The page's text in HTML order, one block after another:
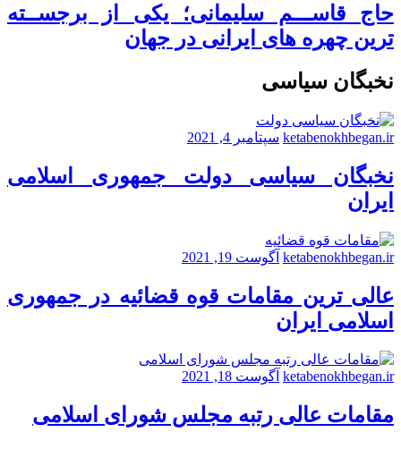
حاج قاســـم سلیمانی؛ یکی از برجســته
ترین چهره های ایرانی در جهان
نخبگان سیاسی
ketabenokhbegan.ir سپتامبر 4, 2021
نخبگان سیاسی دولت جمهوری اسلامی
ایران
ketabenokhbegan.ir آگوست 19, 2021
عالی ترین مقامات قوه قضائیه در جمهوری
اسلامی ایران
ketabenokhbegan.ir آگوست 18, 2021
مقامات عالی رتبه مجلس شورای اسلامی